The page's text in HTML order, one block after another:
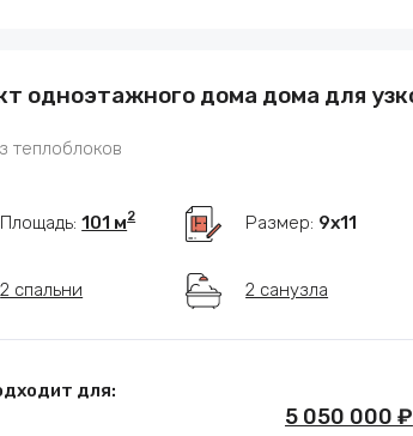
одноэтажного дома дома для
теплоблоков
Площадь:101 м2 Размер: 9х11
2 спальни 2 санузла
для:
5 050 000 ₽